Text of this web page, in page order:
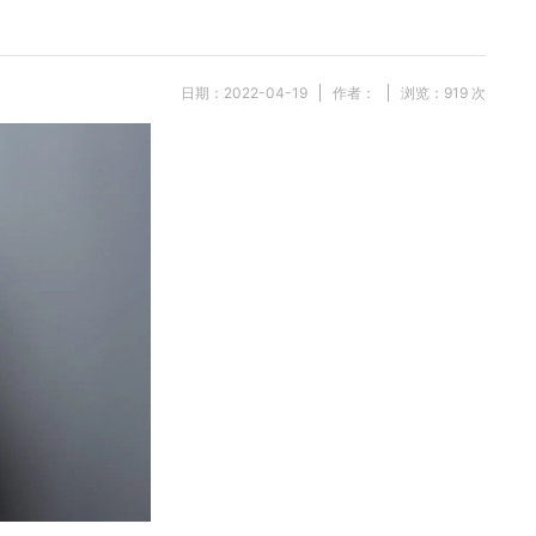
浏览： 919 次
作者：
日期：2022-04-19